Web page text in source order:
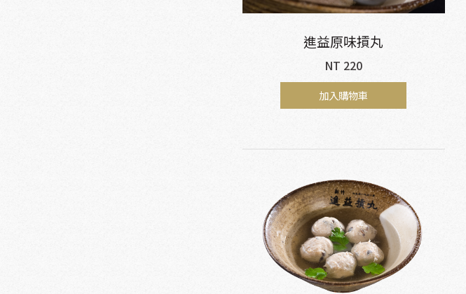
進益原味摃丸
NT 220
加入購物車